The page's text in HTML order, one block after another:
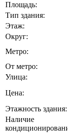
Площадь:
Тип здания:
Этаж:
Округ:
Метро:
От метро:
Улица:
Цена:
Этажность здания:
Наличие